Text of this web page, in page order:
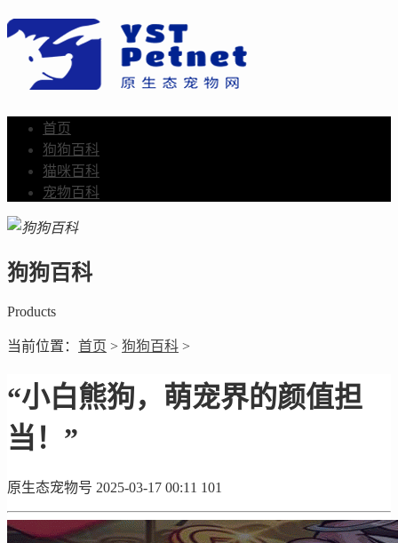
首页
狗狗百科
猫咪百科
宠物百科
狗狗百科
Products
当前位置： 首页 > 狗狗百科 >
“小白熊狗，萌宠界的颜值担
当！”
原生态宠物号 2025-03-17 00:11 101